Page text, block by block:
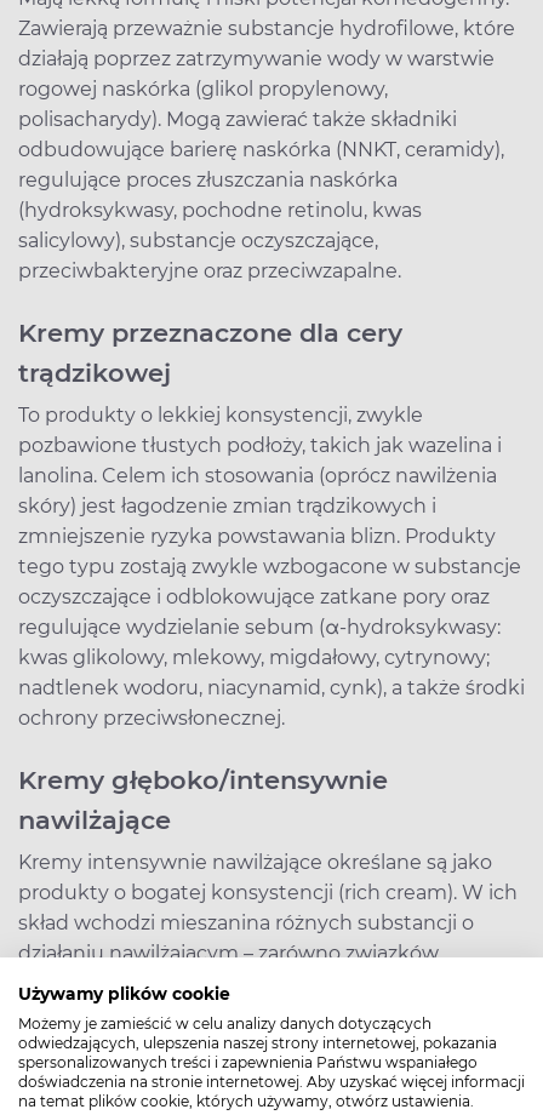
Używamy plików cookie
Możemy je zamieścić w celu analizy danych dotyczących
odwiedzających, ulepszenia naszej strony internetowej, pokazania
spersonalizowanych treści i zapewnienia Państwu wspaniałego
doświadczenia na stronie internetowej. Aby uzyskać więcej informacji
na temat plików cookie, których używamy, otwórz ustawienia.
Zawierają przeważnie substancje hydrofilowe, które
działają poprzez zatrzymywanie wody w warstwie
rogowej naskórka (glikol propylenowy,
polisacharydy). Mogą zawierać także składniki
odbudowujące barierę naskórka (NNKT, ceramidy),
regulujące proces złuszczania naskórka
(hydroksykwasy, pochodne retinolu, kwas
salicylowy), substancje oczyszczające,
przeciwbakteryjne oraz przeciwzapalne.
Kremy przeznaczone dla cery
trądzikowej
To produkty o lekkiej konsystencji, zwykle
pozbawione tłustych podłoży, takich jak wazelina i
lanolina. Celem ich stosowania (oprócz nawilżenia
skóry) jest łagodzenie zmian trądzikowych i
zmniejszenie ryzyka powstawania blizn. Produkty
tego typu zostają zwykle wzbogacone w substancje
oczyszczające i odblokowujące zatkane pory oraz
regulujące wydzielanie sebum (α-hydroksykwasy:
kwas glikolowy, mlekowy, migdałowy, cytrynowy;
nadtlenek wodoru, niacynamid, cynk), a także środki
ochrony przeciwsłonecznej.
Kremy głęboko/intensywnie
nawilżające
Kremy intensywnie nawilżające określane są jako
produkty o bogatej konsystencji (rich cream). W ich
skład wchodzi mieszanina różnych substancji o
działaniu nawilżającym – zarówno związków
zapobiegających TEWL działających na powierzchni
naskórka, jak i wnikających w głąb skóry i
magazynujących wodę oraz odbudowujących
barierę naskórka.